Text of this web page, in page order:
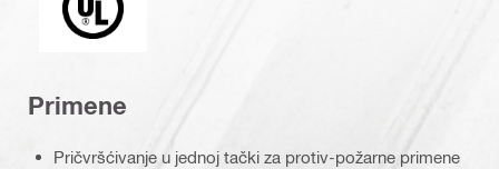
Primene
Pričvršćivanje u jednoj tački za protiv-požarne primene